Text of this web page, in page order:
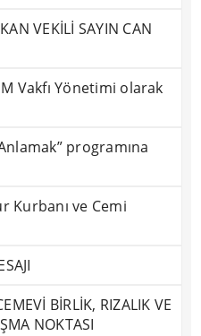
VEKİLİ SAYIN CAN
Vakfı Yönetimi olarak
programına
Kurbanı ve Cemi
BİRLİK, RIZALIK VE
NOKTASI